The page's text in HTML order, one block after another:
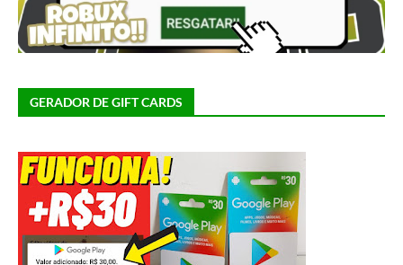
GERADOR DE GIFT CARDS